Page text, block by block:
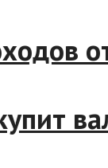
от